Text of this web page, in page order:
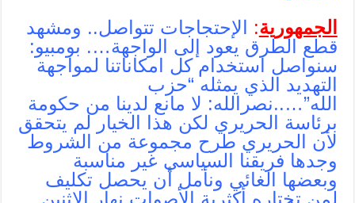
الجمهورية: الإحتجاجات تتواصل.. ومشهد
قطع الطرق يعود إلى الواجهة…. بومبيو:
سنواصل استخدام كل امكاناتنا لمواجهة
التهديد الذي يمثله “حزب
الله”…..نصرالله: لا مانع لدينا من حكومة
برئاسة الحريري لكن هذا الخيار لم يتحقق
لأن الحريري طرح مجموعة من الشروط
وجدها فريقنا السياسي غير مناسبة
وبعضها الغائي ونأمل أن يحصل تكليف
لمن تختاره أكثرية الأصوات نهار الإثنين